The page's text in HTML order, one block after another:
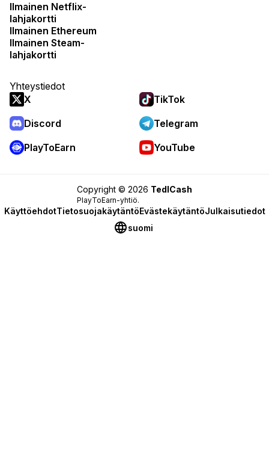
Ilmainen Netflix-
lahjakortti
Ilmainen Ethereum
Ilmainen Steam-
lahjakortti
Yhteystiedot
X
TikTok
Discord
Telegram
PlayToEarn
YouTube
Copyright © 2026 TedlCash
PlayToEarn-yhtiö.
KäyttöehdotTietosuojakäytäntöEvästekäytäntöJulkaisutiedot
suomi